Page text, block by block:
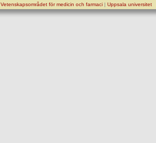
Vetenskapsområdet för medicin och farmaci| Uppsala universitet